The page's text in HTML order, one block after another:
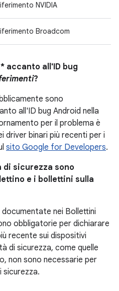
NVIDIA
Broadcom
accanto all'ID bug
?
sono
all'ID bug Android nella
per il problema è
driver binari più recenti per i
sito Google for Developers.
di sicurezza sono
e i bollettini sulla
nei Bollettini
obbligatorie per dichiarare
recente sui dispositivi
di sicurezza, come quelle
non sono necessarie per
sicurezza.